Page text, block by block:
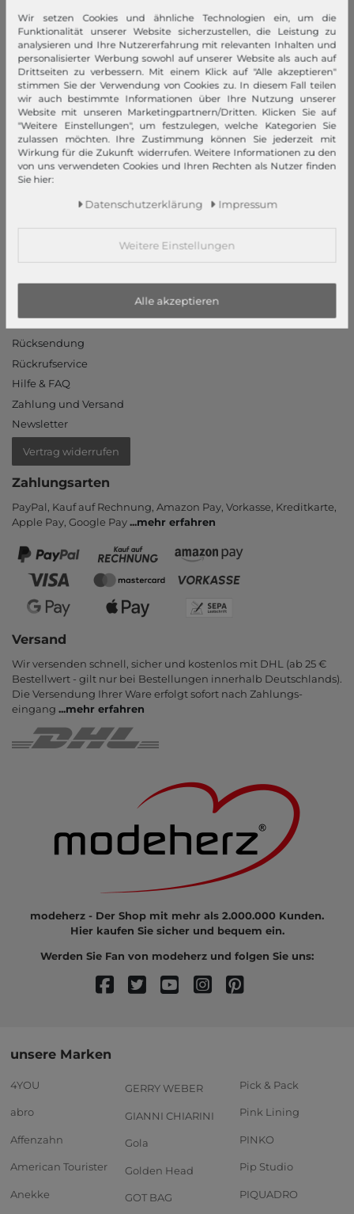
modeherz
Impressum
AGB
Widerrufsrecht
Datenschutzerklärung
Datenschutzeinstellungen
Barrierefreiheitserklärung
Jobs
Rücksendung
Rückrufservice
Hilfe & FAQ
Zahlung und Versand
Newsletter
Vertrag widerrufen
Zahlungsarten
PayPal, Kauf auf Rechnung, Amazon Pay, Vor­kasse, Kredit­karte,
Apple Pay, Google Pay...mehr erfahren
Versand
Wir versenden schnell, sicher und kostenlos mit DHL (ab 25 €
Bestell­wert - gilt nur bei Bestel­lungen inner­halb Deutsch­lands).
Die Ver­sendung Ihrer Ware er­folgt sofort nach Zahlungs­
eingang ...mehr erfahren
modeherz - Der Shop mit mehr als 2.000.000 Kunden.
Hier kaufen Sie sicher und bequem ein.
Werden Sie Fan von modeherz und folgen Sie uns:
unsere Marken
4YOU
abro
Affenzahn
American Tourister
Anekke
GERRY WEBER
GIANNI CHIARINI
Gola
Golden Head
GOT BAG
Pick & Pack
Pink Lining
PINKO
Pip Studio
PIQUADRO
Wir setzen Cookies und ähnliche Technologien ein, um die
Funktionalität unserer Website sicherzustellen, die Leistung zu
analysieren und Ihre Nutzererfahrung mit relevanten Inhalten und
personalisierter Werbung sowohl auf unserer Website als auch auf
Drittseiten zu verbessern. Mit einem Klick auf "Alle akzeptieren"
stimmen Sie der Verwendung von Cookies zu. In diesem Fall teilen
wir auch bestimmte Informationen über Ihre Nutzung unserer
Website mit unseren Marketingpartnern/Dritten. Klicken Sie auf
"Weitere Einstellungen", um festzulegen, welche Kategorien Sie
zulassen möchten. Ihre Zustimmung können Sie jederzeit mit
Wirkung für die Zukunft widerrufen. Weitere Informationen zu den
von uns verwendeten Cookies und Ihren Rechten als Nutzer finden
Sie hier:
Daten­schutz­erklärung Impressum
Weitere Einstellungen
Alle akzeptieren